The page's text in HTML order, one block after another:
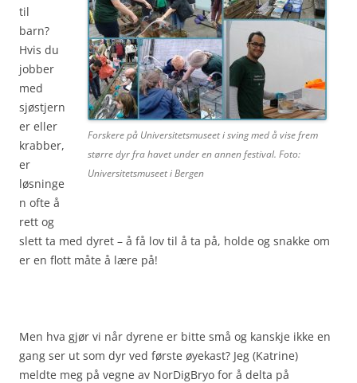
Forskere på Universitetsmuseet i sving med å vise frem
større dyr fra havet under en annen festival. Foto:
Universitetsmuseet i Bergen
til
barn?
Hvis du
jobber
med
sjøstjern
er eller
krabber,
er
løsninge
n ofte å
rett og
slett ta med dyret – å få lov til å ta på, holde og snakke om
er en flott måte å lære på!
Men hva gjør vi når dyrene er bitte små og kanskje ikke en
gang ser ut som dyr ved første øyekast? Jeg (Katrine)
meldte meg på vegne av NorDigBryo for å delta på